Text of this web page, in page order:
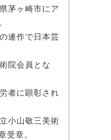
茅ヶ崎市にア
連作で日本芸
院会員とな
者に顕彰され
小山敬三美術
受章。